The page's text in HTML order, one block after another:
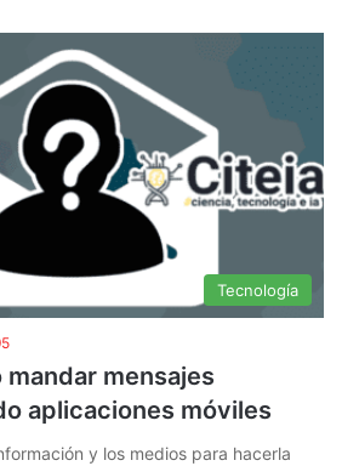
Tecnología
mensajes
aplicaciones móviles
y los medios para hacerla